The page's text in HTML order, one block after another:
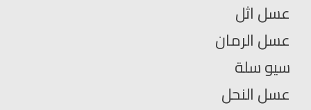
عسل اثل
عسل الرمان
سيو سلة
عسل النحل